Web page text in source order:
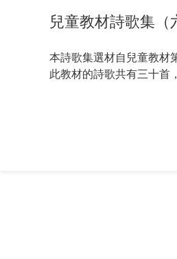
兒童教材詩歌集（
本詩歌集選材自兒童教材
此教材的詩歌共有三十首